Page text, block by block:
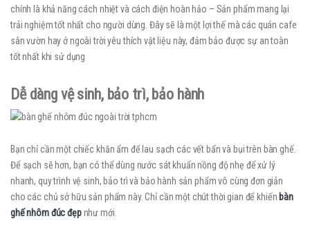
chính là khả năng cách nhiệt và cách điện hoàn hảo – Sản phẩm mang lại
trải nghiệm tốt nhất cho người dùng. Đây sẽ là một lợi thế mà các quán cafe
sân vườn hay ở ngoài trời yêu thích vật liệu này, đảm bảo được sự an toàn
tốt nhất khi sử dụng
Dễ dàng vệ sinh, bảo trì, bảo hành
Bạn chỉ cần một chiếc khăn ẩm để lau sạch các vết bẩn và bụi trên bàn ghế.
Để sạch sẽ hơn, bạn có thể dùng nước sát khuẩn nồng độ nhẹ để xử lý
nhanh, quy trình vệ sinh, bảo trì và bảo hành sản phẩm vô cùng đơn giản
cho các chủ sở hữu sản phẩm này. Chỉ cần một chút thời gian để khiến bàn
ghế nhôm đúc đẹpnhư mới.